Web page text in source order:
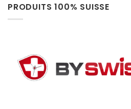
PRODUITS 100% SUISSE